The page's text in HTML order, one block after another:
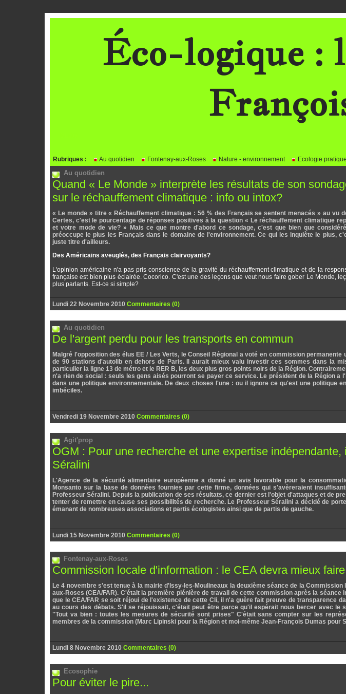
Éco-logique :
Rubriques : Au quotidien Fontenay-aux-Roses Nature - environnement Ecologie pratique
Au quotidien
Quand « Le Monde » interprète les résultats de son
sur le réchauffement climatique : info ou intox?
« Le monde » titre « Réchauffement climatique : 56 % des Français se sentent menacés » au vu
Certes, c'est le pourcentage de réponses positives à la question « Le réchauffement climatique
et votre mode de vie? » Mais ce que montre d'abord ce sondage, c'est que bien que
préoccupe le plus les Français dans le domaine de l'environnement. Ce qui les inquiète le plus,
juste titre d'ailleurs.
Des Américains aveuglés, des Français clairvoyants?
L'opinion américaine n'a pas pris conscience de la gravité du réchauffement climatique et de la
française est bien plus éclairée. Cocorico. C'est une des leçons que veut nous faire gober Le Monde,
plus parlants. Est-ce si simple?
Lundi 22 Novembre 2010 Commentaires (0)
Au quotidien
De l'argent perdu pour les transports en commun
Malgré l'opposition des élus EE / Les Verts, le Conseil Régional a voté en commission
de 90 stations d'autolib en dehors de Paris. Il aurait mieux valu investir ces sommes dans la
particulier la ligne 13 de métro et le RER B, les deux plus gros points noirs de la Région.
n'a rien de social : seuls les gens aisés pourront se payer ce service. Le président de la Région a
dans une politique environnementale. De deux choses l'une : ou il ignore ce qu'est une politique
imbéciles.
Vendredi 19 Novembre 2010 Commentaires (0)
Agit'prop
OGM : Pour une recherche et une expertise
Séralini
L'Agence de la sécurité alimentaire européenne a donné un avis favorable pour la
Monsanto sur la base de données fournies par cette firme, données qui s'avèreraient
Professeur Séralini. Depuis la publication de ses résultats, ce dernier est l'objet d'attaques et de
tenter de remettre en cause ses possibilités de recherche. Le Professeur Séralini a décidé de
émanant de nombreuses associations et partis écologistes ainsi que de partis de gauche.
Lundi 15 Novembre 2010 Commentaires (0)
Fontenay-aux-Roses
Commission locale d'information : le CEA devra mieux
Le 4 novembre s'est tenue à la mairie d'Issy-les-Moulineaux la deuxième séance de la
aux-Roses (CEA/FAR). C'était la première plénière de travail de cette commission après la
que le CEA/FAR se soit réjoui de l'existence de cette Cli, il n'a guère fait preuve de transparence
au cours des débats. S'il se réjouissait, c'était peut être parce qu'il espérait nous bercer avec le
"Tout va bien : toutes les mesures de sécurité sont prises" C'était sans compter sur les
membres de la commission (Marc Lipinski pour la Région et moi-même Jean-François Dumas pour
Lundi 8 Novembre 2010 Commentaires (0)
Ecosophie
Pour éviter le pire...